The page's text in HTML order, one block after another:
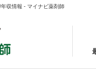
収情報 - マイナビ薬剤師